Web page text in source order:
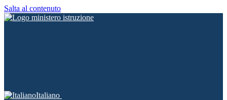
Salta al contenuto
Italiano